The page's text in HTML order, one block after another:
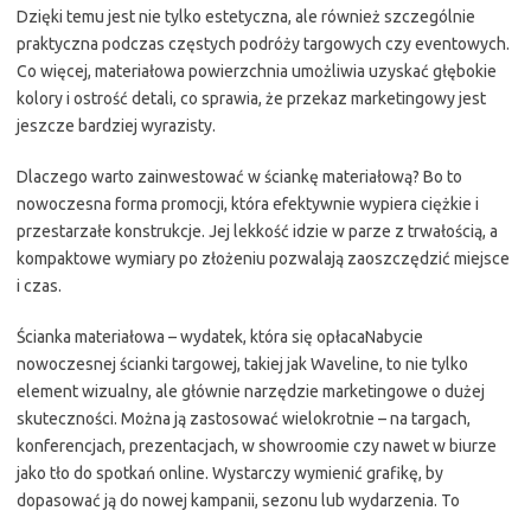
Dzięki temu jest nie tylko estetyczna, ale również szczególnie
praktyczna podczas częstych podróży targowych czy eventowych.
Co więcej, materiałowa powierzchnia umożliwia uzyskać głębokie
kolory i ostrość detali, co sprawia, że przekaz marketingowy jest
jeszcze bardziej wyrazisty.
Dlaczego warto zainwestować w ściankę materiałową? Bo to
nowoczesna forma promocji, która efektywnie wypiera ciężkie i
przestarzałe konstrukcje. Jej lekkość idzie w parze z trwałością, a
kompaktowe wymiary po złożeniu pozwalają zaoszczędzić miejsce
i czas.
Ścianka materiałowa – wydatek, która się opłacaNabycie
nowoczesnej ścianki targowej, takiej jak Waveline, to nie tylko
element wizualny, ale głównie narzędzie marketingowe o dużej
skuteczności. Można ją zastosować wielokrotnie – na targach,
konferencjach, prezentacjach, w showroomie czy nawet w biurze
jako tło do spotkań online. Wystarczy wymienić grafikę, by
dopasować ją do nowej kampanii, sezonu lub wydarzenia. To